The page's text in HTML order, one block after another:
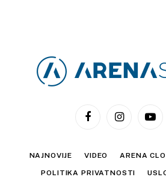
FacebookInstagram
NAJNOVIJE VIDEO ARENA
POLITIKA PRIVATNOSTI